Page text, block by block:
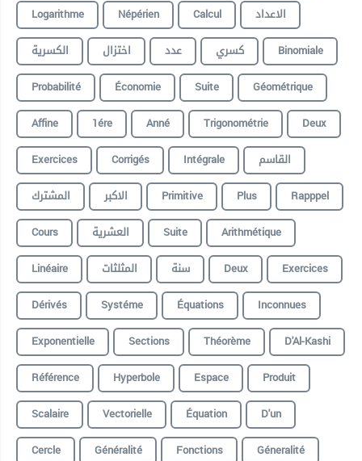
Logarithme
Népérien Calcul
الاعداد
الكسرية
اختزال عدد كسري
Binomiale
Probabilité
Économie Suite
Géométrique
Affine
1ére Anné Trigonométrie
Deux
Exercices
Corrigés Intégrale
القاسم
المشترك
الاكبر Primitive Plus
Rapppel
Cours
العشرية Suite
Arithmétique
Linéaire
المثلثات سنة Deux
Exercices
Dérivés
Systéme Équations
Inconnues
Exponentielle
Sections Théorème
D'Al-Kashi
Référence
Hyperbole Espace
Produit
Scalaire
Vectorielle Équation
D'un
Cercle
Généralité Fonctions
Géneralité